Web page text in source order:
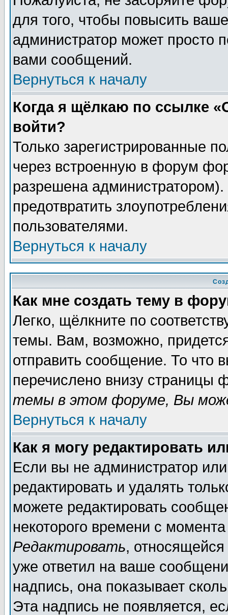
для того, чтобы повысить
администратор может просто
вами сообщений.
Вернуться к началу
Когда я щёлкаю по ссылке
войти?
Только зарегистрированные
через встроенную в форум
разрешена
предотвратить
пользователями.
Вернуться к началу
Как мне создать тему в
Легко, щёлкните по
темы. Вам, возможно,
отправить сообщение. То что
перечислено внизу страницы
темы в этом форуме, Вы
Вернуться к началу
Как я могу редактировать
Если вы не администратор
редактировать и удалять
можете редактировать
некоторого времени с
Редактировать,
уже ответил на ваше
надпись, она показывает
Эта надпись не появляется,